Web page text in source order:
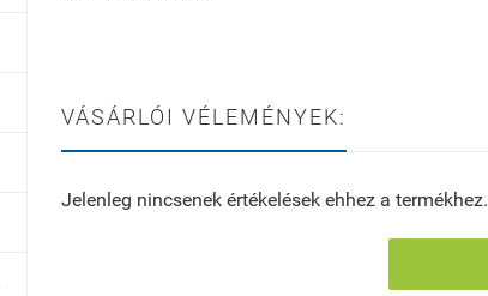
VÁSÁRLÓI VÉLEMÉNYEK:
Jelenleg nincsenek értékelések ehhez a termékhez.